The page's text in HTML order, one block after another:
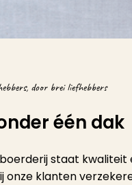
door brei liefhebbers
één dak
staat
onze klanten